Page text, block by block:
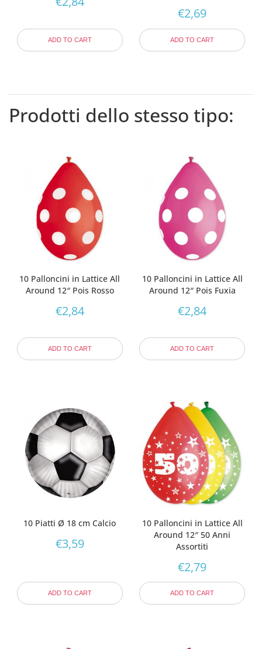
ADD TO CART
€2,69
ADD TO CART
Prodotti dello stesso tipo:
10 Palloncini in Lattice All
Around 12″ Pois Rosso
€2,84
ADD TO CART
10 Palloncini in Lattice All
Around 12″ Pois Fuxia
€2,84
ADD TO CART
10 Piatti Ø 18 cm Calcio
€3,59
ADD TO CART
10 Palloncini in Lattice All
Around 12″ 50 Anni
Assortiti
€2,79
ADD TO CART